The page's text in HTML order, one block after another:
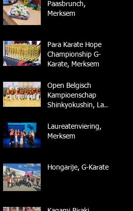
Paasbrunch,
Merksem
Para Karate Hope
Championship G-
Karate, Merksem
Open Belgisch
Kampioenschap
Shinkyokushin, La
Laureatenviering,
Merksem
Hongarije, G-Karate